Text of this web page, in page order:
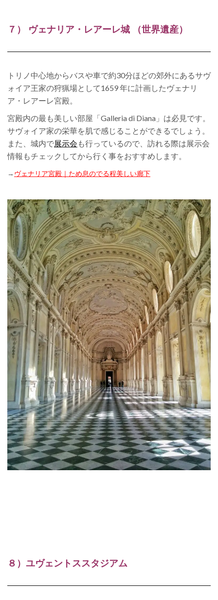
７） ヴェナリア・レアーレ城 （世界遺産）
トリノ中心地からバスや車で約30分ほどの郊外にあるサヴ
ォイア王家の狩猟場として1659 年に計画したヴェナリ
ア・レアーレ宮殿。
宮殿内の最も美しい部屋「Galleria di Diana」は必見です。
サヴォイア家の栄華を肌で感じることができるでしょう。
また、城内で展示会 も行っているので、訪れる際は展示会
情報もチェックしてから行く事をおすすめします。
→ ヴェナリア宮殿｜ため息のでる程美しい廊下
８）ユヴェントススタジアム